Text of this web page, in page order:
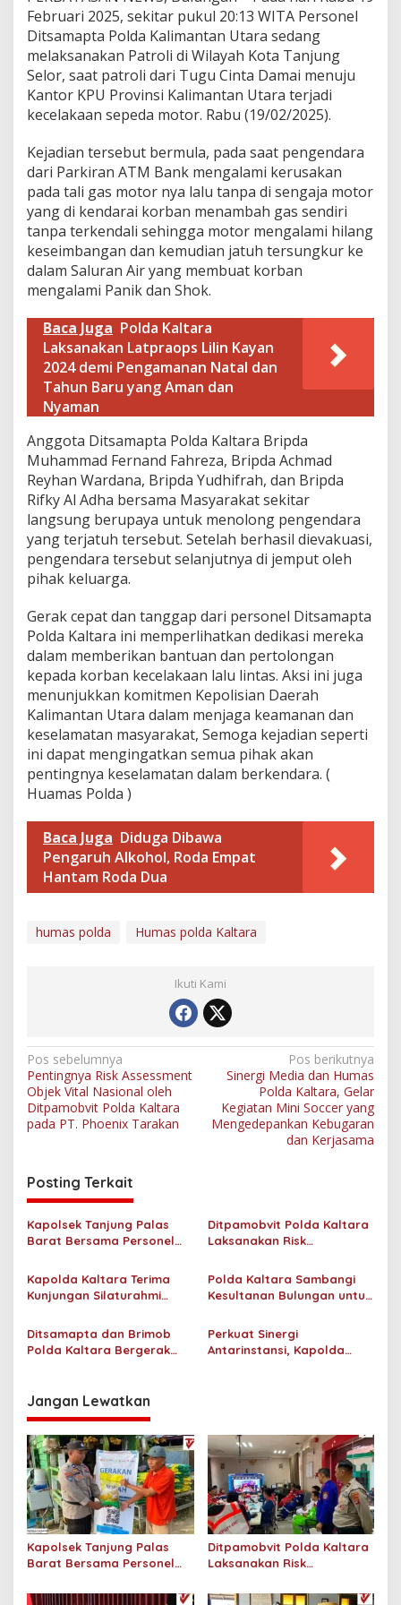
t
u
K
o
r
b
a
n
a
k
a
a
n
a
d
i
T
e
p
a
a
m
a
T
a
n
j
S
e
l
o
r
Februari 2025, sekitar pukul 20:13 WITA Personel
Ditsamapta Polda Kalimantan Utara sedang
melaksanakan Patroli di Wilayah Kota Tanjung
Selor, saat patroli dari Tugu Cinta Damai menuju
Kantor KPU Provinsi Kalimantan Utara terjadi
kecelakaan sepeda motor. Rabu (19/02/2025).
Kejadian tersebut bermula, pada saat pengendara
dari Parkiran ATM Bank mengalami kerusakan
pada tali gas motor nya lalu tanpa di sengaja motor
yang di kendarai korban menambah gas sendiri
tanpa terkendali sehingga motor mengalami hilang
keseimbangan dan kemudian jatuh tersungkur ke
dalam Saluran Air yang membuat korban
mengalami Panik dan Shok.
Baca Juga Polda Kaltara
Laksanakan Latpraops Lilin Kayan
2024 demi Pengamanan Natal dan
Tahun Baru yang Aman dan
Nyaman
Anggota Ditsamapta Polda Kaltara Bripda
Muhammad Fernand Fahreza, Bripda Achmad
Reyhan Wardana, Bripda Yudhifrah, dan Bripda
Rifky Al Adha bersama Masyarakat sekitar
langsung berupaya untuk menolong pengendara
yang terjatuh tersebut. Setelah berhasil dievakuasi,
pengendara tersebut selanjutnya di jemput oleh
pihak keluarga.
Gerak cepat dan tanggap dari personel Ditsamapta
Polda Kaltara ini memperlihatkan dedikasi mereka
dalam memberikan bantuan dan pertolongan
kepada korban kecelakaan lalu lintas. Aksi ini juga
menunjukkan komitmen Kepolisian Daerah
Kalimantan Utara dalam menjaga keamanan dan
keselamatan masyarakat, Semoga kejadian seperti
ini dapat mengingatkan semua pihak akan
pentingnya keselamatan dalam berkendara. (
Huamas Polda )
Baca Juga Diduga Dibawa
Pengaruh Alkohol, Roda Empat
Hantam Roda Dua
humas polda Humas polda Kaltara
Ikuti Kami
N
a
v
i
a
s
i
o
Pos sebelumnya
Pentingnya Risk Assessment
Objek Vital Nasional oleh
Ditpamobvit Polda Kaltara
pada PT. Phoenix Tarakan
Pos berikutnya
Sinergi Media dan Humas
Polda Kaltara, Gelar
Kegiatan Mini Soccer yang
Mengedepankan Kebugaran
dan Kerjasama
Posting Terkait
Kapolsek Tanjung Palas
Barat Bersama Personel
Salurkan Beras SPHP
Kepada Masyarakat
Ditpamobvit Polda Kaltara
Laksanakan Risk
Monaco Tarakan
Kapolda Kaltara Terima
Kunjungan Silaturahmi
Kaltara
Polda Kaltara Sambangi
Kesultanan Bulungan untuk
Ditsamapta dan Brimob
Polda Kaltara Bergerak
2 Hektar di Bulungan
Perkuat Sinergi
Antarinstansi, Kapolda
Jangan Lewatkan
Kapolsek Tanjung Palas
Barat Bersama Personel
Salurkan Beras SPHP
Ditpamobvit Polda Kaltara
Laksanakan Risk
Monaco Tarakan